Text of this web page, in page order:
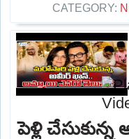
CATEGORY:
పెళ్లి